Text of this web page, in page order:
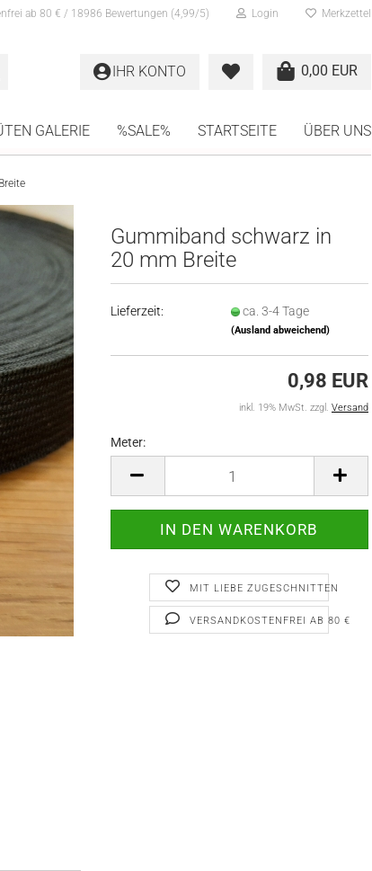
ab 80 € / 18986 Bewertungen (4,99/5) Login Merkzettel
0,00 EUR
IHR KONTO
GALERIE %SALE% STARTSEITE ÜBER UNS
Gummiband schwarz in
20 mm Breite
Lieferzeit: ca. 3-4 Tage
(Ausland abweichend)
0,98 EUR
inkl. 19% MwSt. zzgl. Versand
Meter:
Meter
MIT LIEBE ZUGESCHNITTEN
VERSANDKOSTENFREI AB 80 €